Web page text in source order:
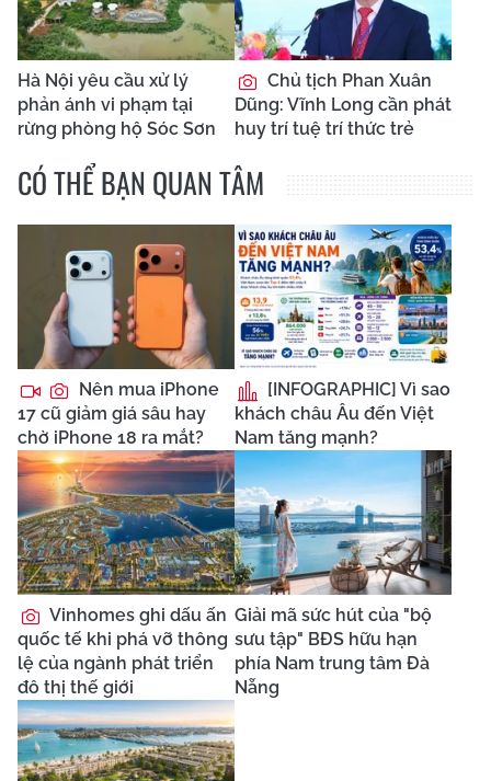
Hà Nội yêu cầu xử lý
phản ánh vi phạm tại
rừng phòng hộ Sóc Sơn
Chủ tịch Phan Xuân
Dũng: Vĩnh Long cần phát
huy trí tuệ trí thức trẻ
CÓ THỂ BẠN QUAN TÂM
Nên mua iPhone
17 cũ giảm giá sâu hay
chờ iPhone 18 ra mắt?
[INFOGRAPHIC] Vì sao
khách châu Âu đến Việt
Nam tăng mạnh?
Vinhomes ghi dấu ấn
quốc tế khi phá vỡ thông
lệ của ngành phát triển
đô thị thế giới
Giải mã sức hút của "bộ
sưu tập" BĐS hữu hạn
phía Nam trung tâm Đà
Nẵng